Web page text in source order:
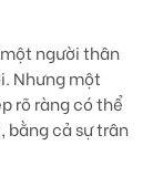
người thân
Nhưngmột
rõ ràngcó thể
bằng cả sự trân